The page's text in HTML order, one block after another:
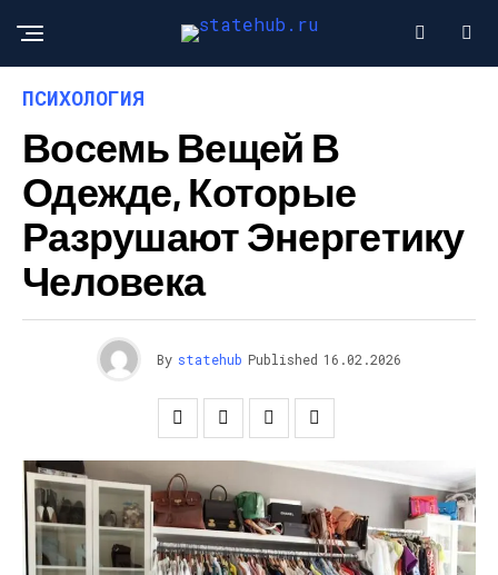
ПСИХОЛОГИЯ
Восемь Вещей В
Одежде, Которые
Разрушают Энергетику
Человека
By statehub Published 16.02.2026